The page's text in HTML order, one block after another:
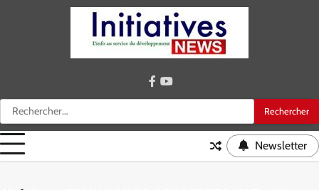
Rechercher :
facebook
youtube
Newsletter